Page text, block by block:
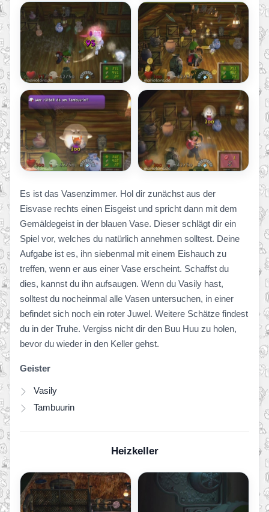
Es ist das Vasenzimmer. Hol dir zunächst aus der
Eisvase rechts einen Eisgeist und spricht dann mit dem
Gemäldegeist in der blauen Vase. Dieser schlägt dir ein
Spiel vor, welches du natürlich annehmen solltest. Deine
Aufgabe ist es, ihn siebenmal mit einem Eishauch zu
treffen, wenn er aus einer Vase erscheint. Schaffst du
dies, kannst du ihn aufsaugen. Wenn du Vasily hast,
solltest du nocheinmal alle Vasen untersuchen, in einer
befindet sich noch ein roter Juwel. Weitere Schätze findest
du in der Truhe. Vergiss nicht dir den Buu Huu zu holen,
bevor du wieder in den Keller gehst.
Geister
Vasily
Tambuurin
Heizkeller